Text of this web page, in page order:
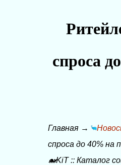
спроса
Главная →
спроса до 40% на
🐋KiT::Каталог